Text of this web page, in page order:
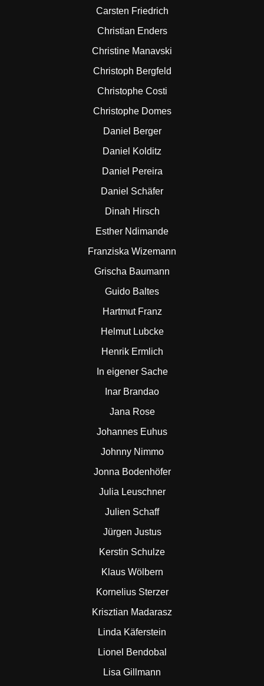
Carsten Friedrich
Christian Enders
Christine Manavski
Christoph Bergfeld
Christophe Costi
Christophe Domes
Daniel Berger
Daniel Kolditz
Daniel Pereira
Daniel Schäfer
Dinah Hirsch
Esther Ndimande
Franziska Wizemann
Grischa Baumann
Guido Baltes
Hartmut Franz
Helmut Lubcke
Henrik Ermlich
In eigener Sache
Inar Brandao
Jana Rose
Johannes Euhus
Johnny Nimmo
Jonna Bodenhöfer
Julia Leuschner
Julien Schaff
Jürgen Justus
Kerstin Schulze
Klaus Wölbern
Kornelius Sterzer
Krisztian Madarasz
Linda Käferstein
Lionel Bendobal
Lisa Gillmann